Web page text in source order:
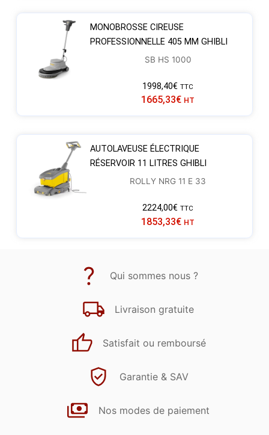
MONOBROSSE CIREUSE
PROFESSIONNELLE 405 MM GHIBLI
SB HS 1000
1998,40€ TTC
1665,33€ HT
AUTOLAVEUSE ÉLECTRIQUE
RÉSERVOIR 11 LITRES GHIBLI
ROLLY NRG 11 E 33
2224,00€ TTC
1853,33€ HT
Qui sommes nous ?
Livraison gratuite
Satisfait ou remboursé
Garantie & SAV
Nos modes de paiement